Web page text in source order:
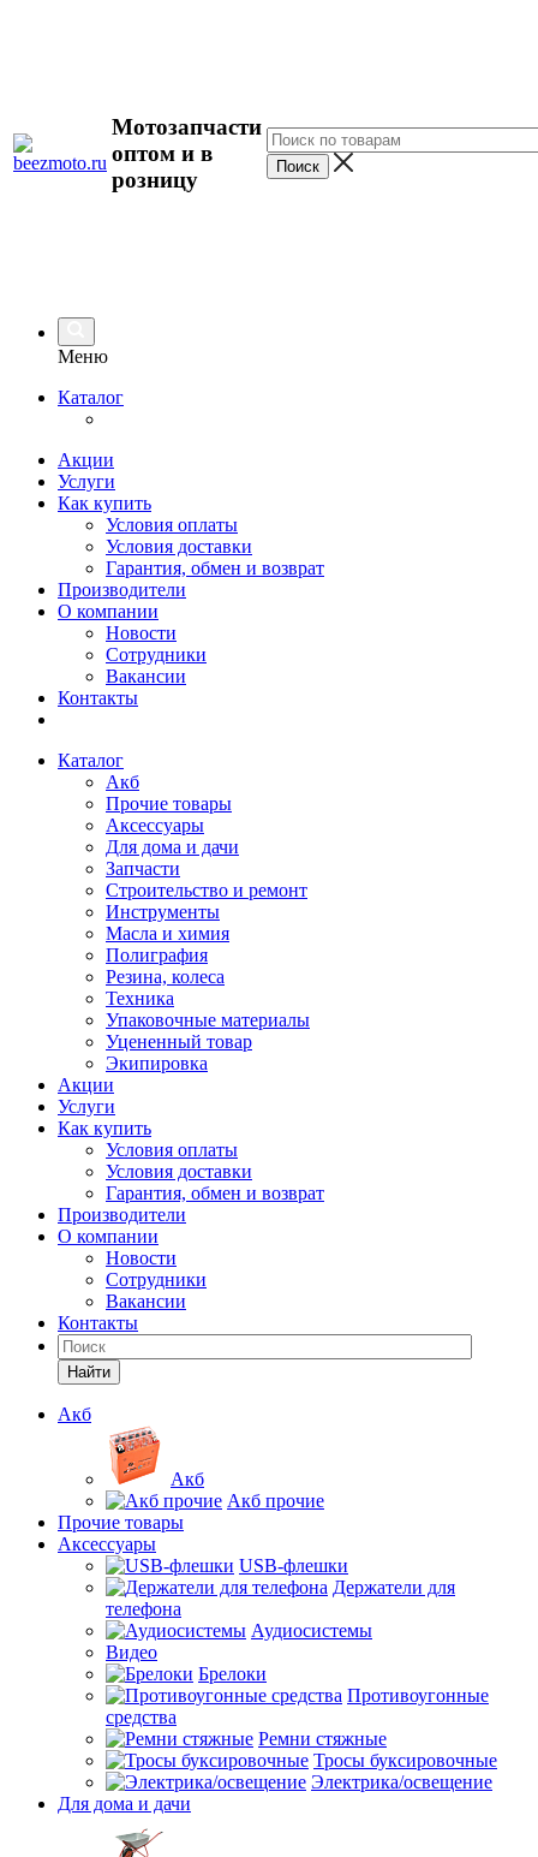
Мотозапчасти
оптом и в
розницу
Меню
Каталог
Акции
Услуги
Как купить
Условия оплаты
Условия доставки
Гарантия, обмен и возврат
Производители
О компании
Новости
Сотрудники
Вакансии
Контакты
Каталог
Акб
Прочие товары
Аксессуары
Для дома и дачи
Запчасти
Строительство и ремонт
Инструменты
Масла и химия
Полиграфия
Резина, колеса
Техника
Упаковочные материалы
Уцененный товар
Экипировка
Акции
Услуги
Как купить
Условия оплаты
Условия доставки
Гарантия, обмен и возврат
Производители
О компании
Новости
Сотрудники
Вакансии
Контакты
Найти
Акб
Акб
Акб прочие
Прочие товары
Аксессуары
USB-флешки
Держатели для
телефона
Аудиосистемы
Видео
Брелоки
Противоугонные
средства
Ремни стяжные
Тросы буксировочные
Электрика/освещение
Для дома и дачи